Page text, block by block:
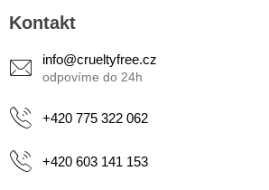
p
a
Kontakt
info@crueltyfree.cz
+420 775 322 062
+420 603 141 153